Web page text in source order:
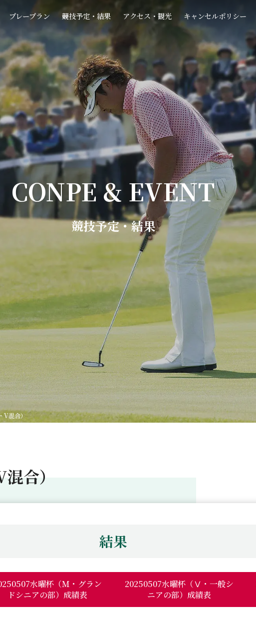
プレープラン 競技予定・結果 アクセス・観光 キャンセルポリシー
CONPE & EVENT
競技予定・結果
V混合）
合）
結果
水曜杯（Ｍ・グラン
ドシニアの部）成績表
20250507水曜杯（Ⅴ・一般シ
ニアの部）成績表